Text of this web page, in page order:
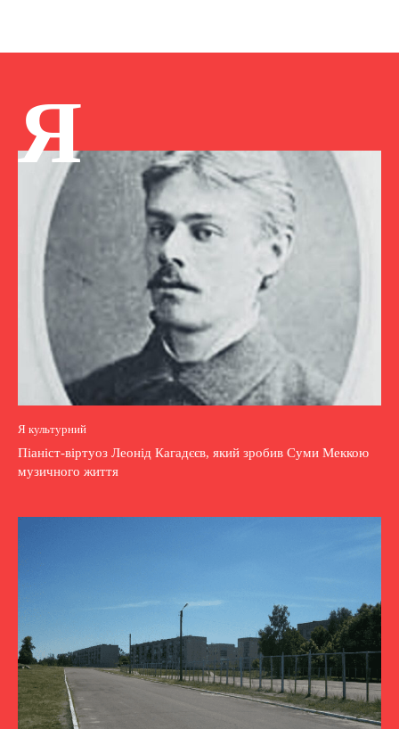
Я
Я культурний
Піаніст-віртуоз Леонід Кагадєєв, який зробив Суми Меккою
музичного життя